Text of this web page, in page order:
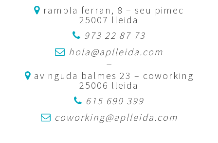
rambla ferran, 8 – seu pimec
25007 lleida
973 22 87 73
hola@aplleida.com
—
avinguda balmes 23 – coworking
25006 lleida
615 690 399
coworking@aplleida.com